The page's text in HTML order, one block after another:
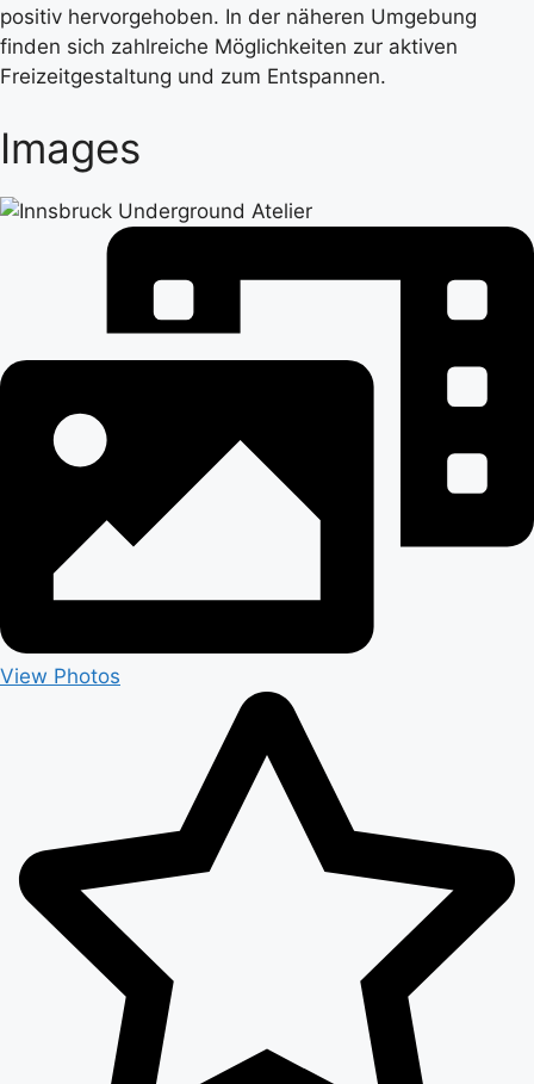
positiv hervorgehoben. In der näheren Umgebung
finden sich zahlreiche Möglichkeiten zur aktiven
Freizeitgestaltung und zum Entspannen.
Images
View Photos